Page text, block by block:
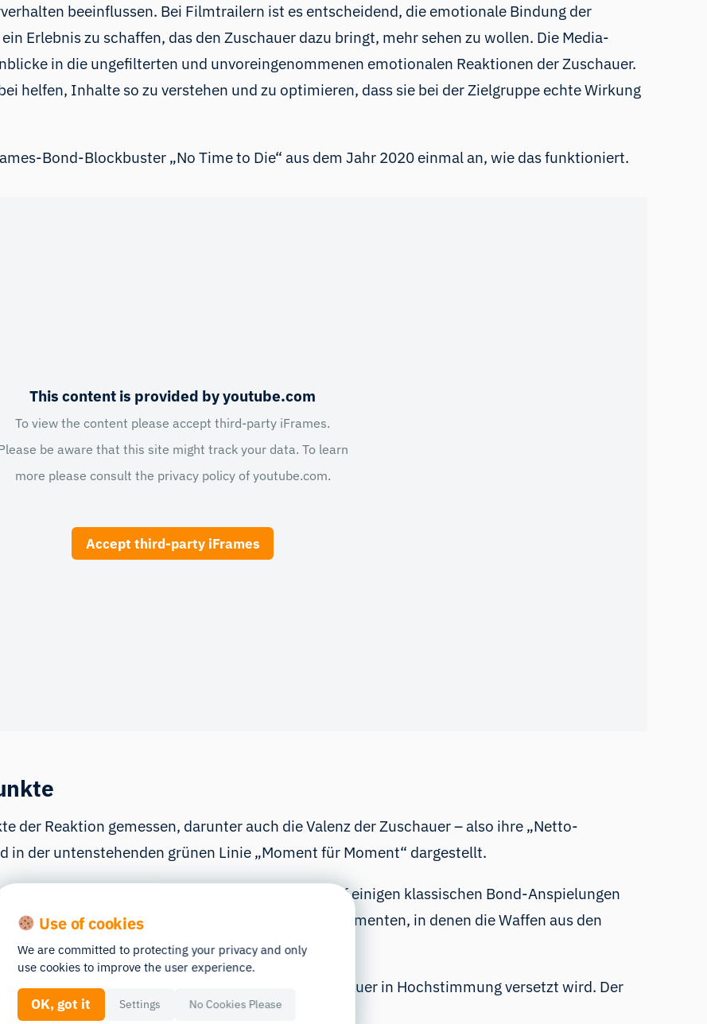
beeinflussen. Bei Filmtrailern ist es entscheidend, die emotionale Bindung der
Erlebnis zu schaffen, das den Zuschauer dazu bringt, mehr sehen zu wollen. Die Media-
in die ungefilterten und unvoreingenommenen emotionalen Reaktionen der Zuschauer.
helfen, Inhalte so zu verstehen und zu optimieren, dass sie bei der Zielgruppe echte Wirkung
Bond-Blockbuster „No Time to Die“ aus dem Jahr 2020 einmal an, wie das funktioniert.
This content is provided by youtube.com
To view the content please accept third-party iFrames.
be aware that this site might track your data. To learn
more please consult the privacy policy of youtube.com.
Accept third-party iFrames
der Reaktion gemessen, darunter auch die Valenz der Zuschauer – also ihre „Netto-
in der untenstehenden grünen Linie „Moment für Moment“ dargestellt.
Positivität, so wird deutlich, dass diese auf einigen klassischen Bond-Anspielungen
vor allem aber auf den ikonischen Action-Momenten, in denen die Waffen aus den
und ikonischen Bildern dafür, dass der Zuschauer in Hochstimmung versetzt wird. Der
dem Film geweckt.
Use of cookies
We are committed to protecting your privacy and only
use cookies to improve the user experience.
OK, got it Settings No Cookies Please